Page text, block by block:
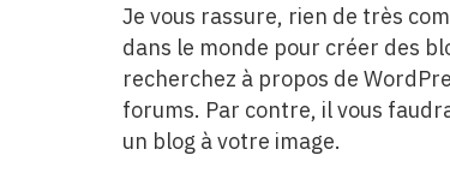
Je vous rassure, rien de très
dans le monde pour créer des
recherchez à propos de
forums. Par contre, il vous
un blog à votre image.